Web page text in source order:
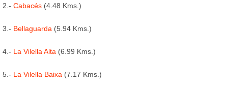
2.- Cabacés (4.48 Kms.)
3.- Bellaguarda (5.94 Kms.)
4.- La Vilella Alta (6.99 Kms.)
5.- La Vilella Baixa (7.17 Kms.)